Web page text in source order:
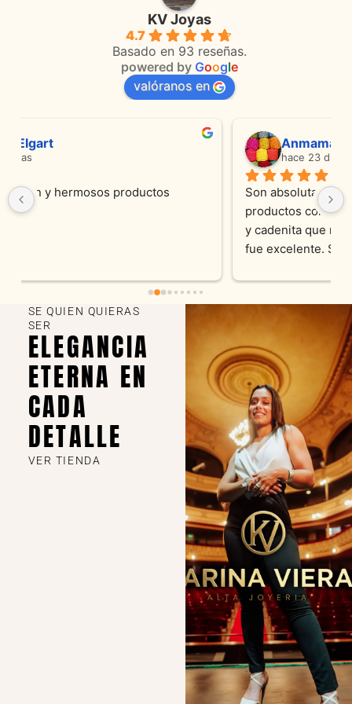
KV Joyas
4.7
Basado en 93 reseñas.
powered by Google
valóranos en
Son absolutamente espectaculares tanto
productos como atencion. Hoy recibimos alianza
y cadenita que mandamos a reparar, el trabajo
fue excelente. Somos clientes y estamos
SE QUIEN QUIERAS
SER
ELEGANCIA
ETERNA EN
CADA
DETALLE
VER TIENDA